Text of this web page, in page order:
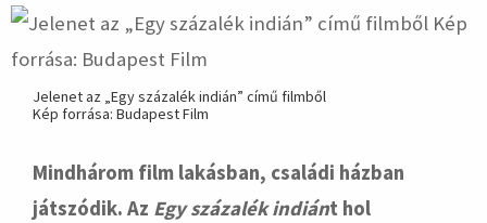
Jelenet az „Egy százalék indián” című filmből
Kép forrása: Budapest Film
Mindhárom film lakásban, családi házban
játszódik. Az Egy százalék indiánt hol